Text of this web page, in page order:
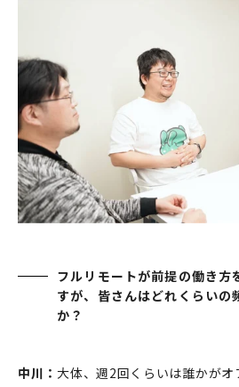
フルリモートが前提の働き方
すが、皆さんはどれくらいの
か？
中川：大体、週2回くらいは誰かがオ